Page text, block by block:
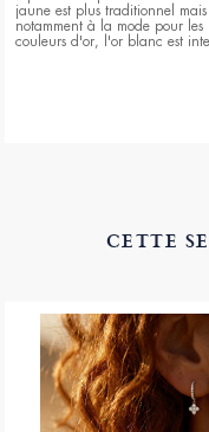
jaune est plus traditionnel
notamment à la mode pour
couleurs d'or, l'or blanc est
CETTE